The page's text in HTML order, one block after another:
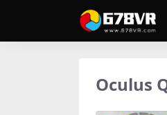
Oculus